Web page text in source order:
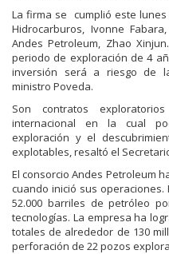
La firma se cumplió este
Hidrocarburos, Ivonne
Andes Petroleum, Zhao
periodo de exploración de 4
inversión será a riesgo de
ministro Poveda.
Son contratos
internacional en la cual
exploración y el
explotables, resaltó el
El consorcio Andes Petroleum
cuando inició sus
52.000 barriles de petróleo
tecnologías. La empresa ha
totales de alrededor de 130
perforación de 22 pozos